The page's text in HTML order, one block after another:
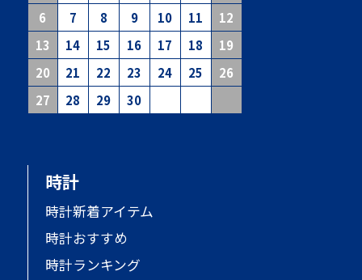
6
7 8 9 10 11
12
13
14 15 16 17 18
19
20
21 22 23 24 25
26
27
28 29 30
時計
時計新着アイテム
時計おすすめ
時計ランキング